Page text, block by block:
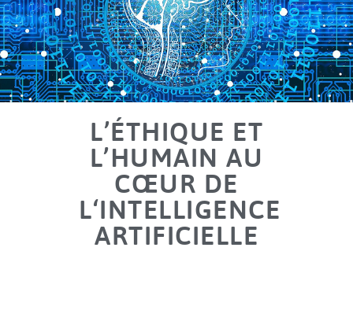
L’ÉTHIQUE ET
L’HUMAIN AU
CŒUR DE
L‘INTELLIGENCE
ARTIFICIELLE